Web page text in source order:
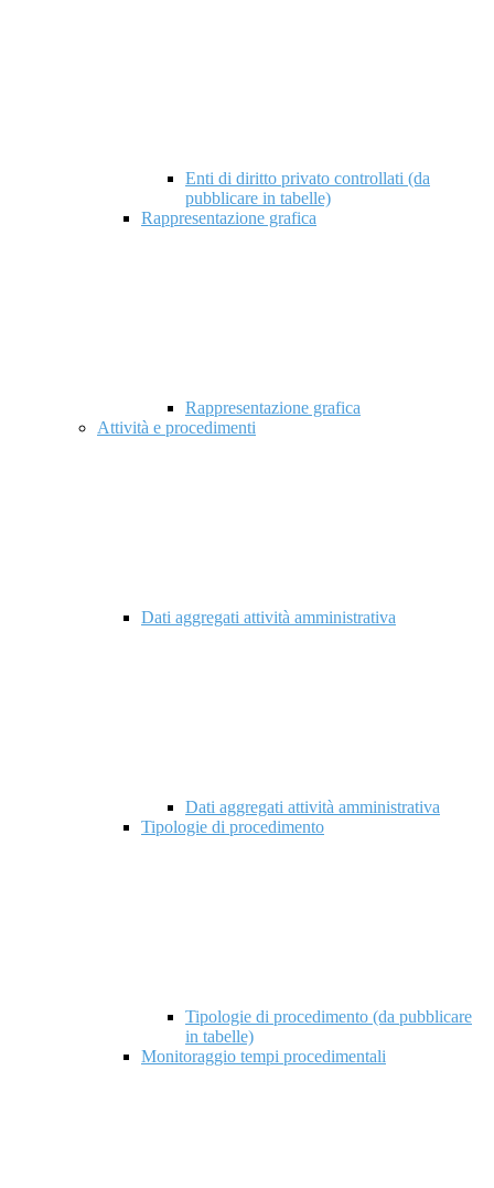
Enti di diritto privato controllati (da
pubblicare in tabelle)
Rappresentazione grafica
Rappresentazione grafica
Attività e procedimenti
Dati aggregati attività amministrativa
Dati aggregati attività amministrativa
Tipologie di procedimento
Tipologie di procedimento (da pubblicare
in tabelle)
Monitoraggio tempi procedimentali